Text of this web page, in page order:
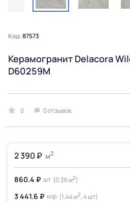
Код:87573
Керамогранит Delacora
D60259M
0 0 отзывов
2 390 ₽ м2
860.4 ₽ шт (0.36 м2)
3 441.6 ₽ кор (1.44 м2, 4 шт)